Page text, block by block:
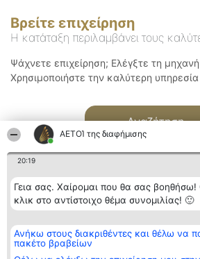
ΑΕΤΟΊ της διαφήμισης
20:19
Γεια σας. Χαίρομαι που θα σας βοηθήσω!
κλικ στο αντίστοιχο θέμα συνομιλίας! 🙂
Ανήκω στους διακριθέντες και θέλω να
πακέτο βραβείων
Βρείτε επιχείρηση
Η κατάταξη περιλαμβάνει τους
Ψάχνετε επιχείρηση; Ελέγξτε τη
Χρησιμοποιήστε την καλύτερη υπηρεσία
Αναζήτηση
Διοργανωτής της
κατάταξης
BEAUTIFUL COMPANY
Κατάταξη
Διακριθέντες
των